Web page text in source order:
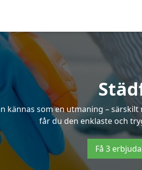
kännas som en utmaning –
får du den enklaste och
Få 3